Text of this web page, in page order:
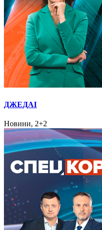
ДЖЕДАІ
Новини, 2+2